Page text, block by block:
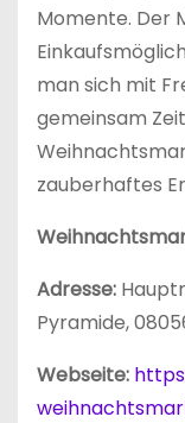
Momente. Der
man sich mit
gemeinsam
zauberhaftes
Adresse:
Pyramide,
Webseite: